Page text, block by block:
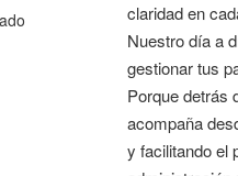
claridad en
Nuestro día a
gestionar tus
Porque detrás
acompaña
y facilitando el